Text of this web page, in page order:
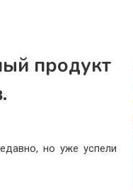
продукт
но уже успели